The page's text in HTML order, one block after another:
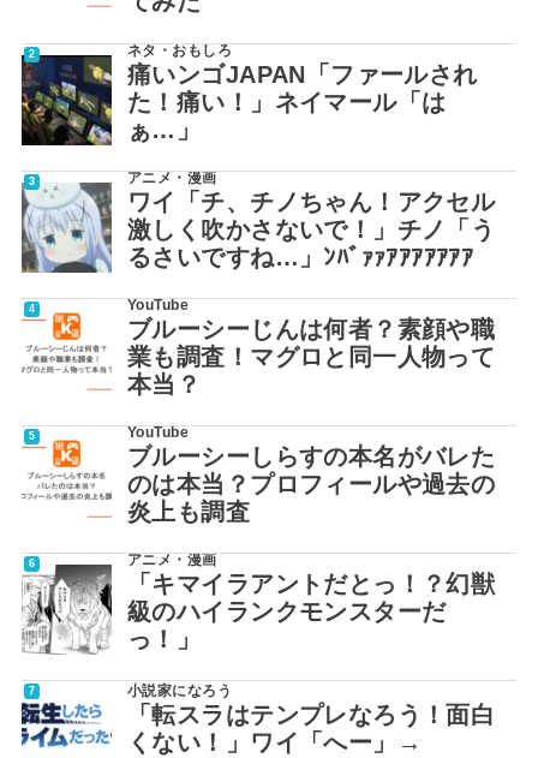
ネタ・おもしろ
痛いンゴJAPAN「ファールされ
た！痛い！」ネイマール「は
ぁ…」
アニメ・漫画
ワイ「チ、チノちゃん！アクセル
激しく吹かさないで！」チノ「う
るさいですね…」ﾝﾊﾞｧｧｱｱｱｱｱｱｱ
YouTube
ブルーシーじんは何者？素顔や職
業も調査！マグロと同一人物って
本当？
YouTube
ブルーシーしらすの本名がバレた
のは本当？プロフィールや過去の
炎上も調査
アニメ・漫画
「キマイラアントだとっ！？幻獣
級のハイランクモンスターだ
っ！」
小説家になろう
「転スラはテンプレなろう！面白
くない！」ワイ「へー」→